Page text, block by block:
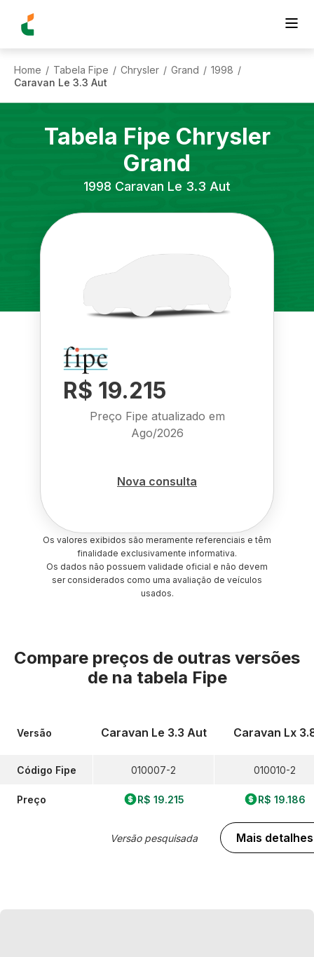
Home / Tabela Fipe / Chrysler / Grand / 1998 /
Caravan Le 3.3 Aut
Tabela Fipe Chrysler
Grand
1998 Caravan Le 3.3 Aut
R$ 19.215
Preço Fipe atualizado em
Ago/2026
Nova consulta
Os valores exibidos são meramente referenciais e têm
finalidade exclusivamente informativa.
Os dados não possuem validade oficial e não devem
ser considerados como uma avaliação de veículos
usados.
Compare preços de outras versões
de na tabela Fipe
Versão
Código Fipe
Preço
Caravan Le 3.3 Aut
010007-2
R$ 19.215
Versão pesquisada
Caravan Lx
010010-2
R$ 19.186
Mais detalhes